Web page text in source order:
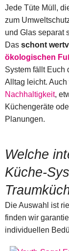
Jede Tüte Müll,
zum
und Glas separat
Das schont
ökologischen
System fällt Euch
Alltag leicht.
Nachhaltigkeit,
Küchengeräte
Planungen.
Welche
Küche-
Die Auswahl ist
finden wir
individuellen